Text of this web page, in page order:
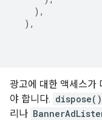
),
),
광고에 대한 액세스가
야 합니다. dispose()
리나